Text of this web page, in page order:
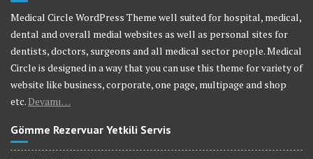
Medical Circle WordPress Theme well suited for hospital, medical,
dental and overall medial websites as well as personal sites for
dentists, doctors, surgeons and all medical sector people. Medical
Circle is designed in a way that you can use this theme for variety of
website like business, corporate, one page, multipage and shop
etc. Devamı…
Gömme Rezervuar Yetkili Servis